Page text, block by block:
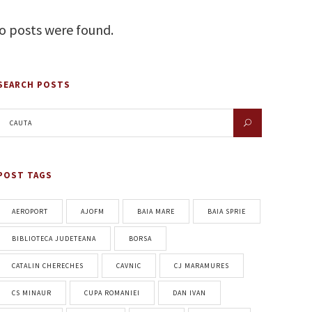
posts were found.
POSTS
TAGS
AEROPORT AJOFM BAIA MARE BAIA SPRIE
BIBLIOTECA JUDETEANA BORSA
CATALIN CHERECHES CAVNIC CJ MARAMURES
CS MINAUR CUPA ROMANIEI DAN IVAN